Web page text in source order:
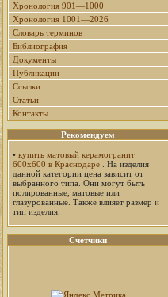
Хронология 901—1000
Хронология 1001—2026
Словарь терминов
Библиография
Документы
Публикации
Ссылки
Статьи
Контакты
Рекомендуем
• купить матовый керамогранит
600х600 в Краснодаре. На изделия
данной категории цена зависит от
выбранного типа. Они могут быть
полированные, матовые или
глазурованные. Также влияет размер и
тип изделия.
Счетчики